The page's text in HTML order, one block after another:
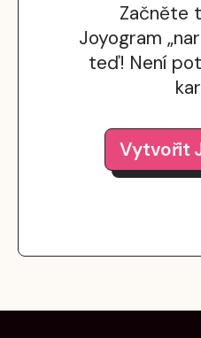
Začněte
Joyogram
teď! Není
Vytvořit